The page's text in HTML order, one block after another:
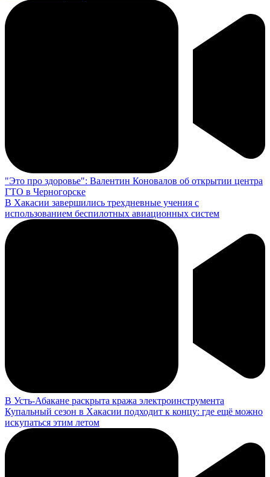
"Это про здоровье": Валентин Коновалов об открытии центра
ГТО в Черногорске
В Хакасии завершились трехдневные учения с
использованием беспилотных авиационных систем
В Усть-Абакане раскрыта кража электроинструмента
Купальный сезон в Хакасии подходит к концу: где ещё можно
искупаться этим летом